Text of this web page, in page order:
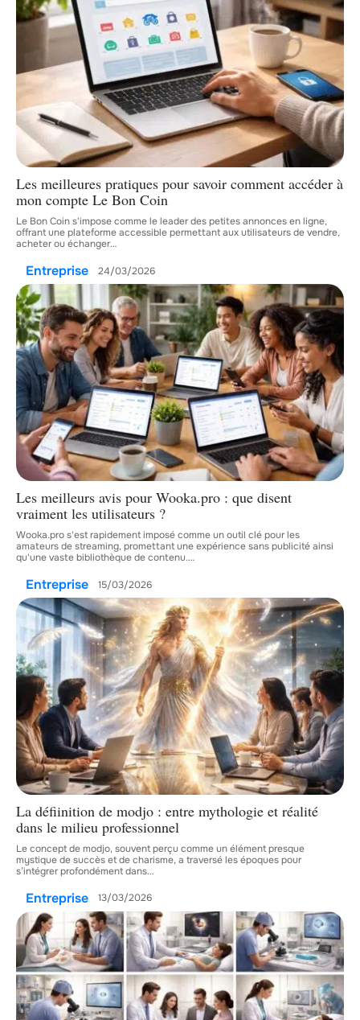
Les meilleures pratiques pour savoir comment accéder à
mon compte Le Bon Coin
Le Bon Coin s'impose comme le leader des petites annonces en ligne,
offrant une plateforme accessible permettant aux utilisateurs de vendre,
acheter ou échanger…
Entreprise 24/03/2026
Les meilleurs avis pour Wooka.pro : que disent
vraiment les utilisateurs ?
Wooka.pro s'est rapidement imposé comme un outil clé pour les
amateurs de streaming, promettant une expérience sans publicité ainsi
qu'une vaste bibliothèque de contenu.…
Entreprise 15/03/2026
La défiinition de modjo : entre mythologie et réalité
dans le milieu professionnel
Le concept de modjo, souvent perçu comme un élément presque
mystique de succès et de charisme, a traversé les époques pour
s’intégrer profondément dans…
Entreprise 13/03/2026